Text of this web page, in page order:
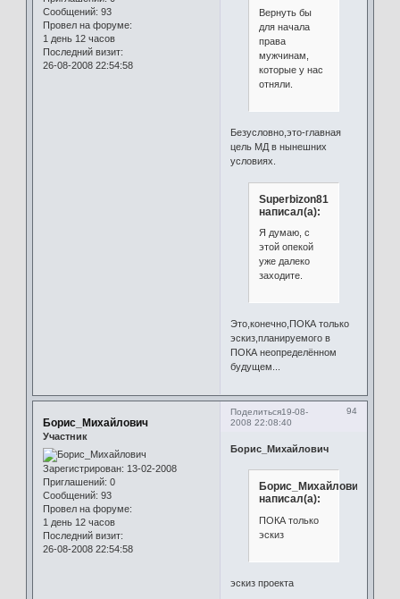
Сообщений: 93
Провел на форуме:
1 день 12 часов
Последний визит:
26-08-2008 22:54:58
Вернуть бы
для начала
права
мужчинам,
которые у нас
отняли.
Безусловно,это-главная
цель МД в нынешних
условиях.
Superbizon81
написал(а):
Я думаю, с
этой опекой
уже далеко
заходите.
Это,конечно,ПОКА только
эскиз,планируемого в
ПОКА неопределённом
будущем...
Поделиться 94
19-08-
2008 22:08:40
Борис_Михайлович
Участник
Зарегистрирован: 13-02-2008
Приглашений: 0
Сообщений: 93
Провел на форуме:
1 день 12 часов
Последний визит:
26-08-2008 22:54:58
Борис_Михайлович
Борис_Михайлович
написал(а):
ПОКА только
эскиз
эскиз проекта